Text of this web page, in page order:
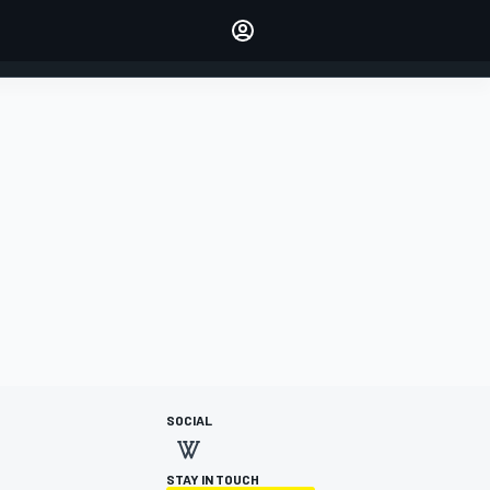
ACCEDI
SOCIAL
STAY IN TOUCH